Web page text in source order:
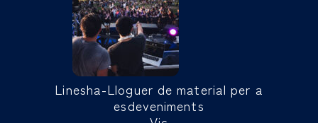
Linesha-Lloguer de material per a
esdeveniments